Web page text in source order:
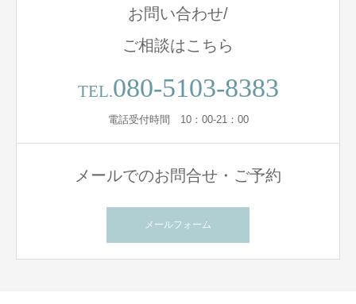
お問い合わせ/
ご相談はこちら
TEL.080-5103-8383
電話受付時間 10：00-21：00
メールでのお問合せ・ご予約
メールフォーム